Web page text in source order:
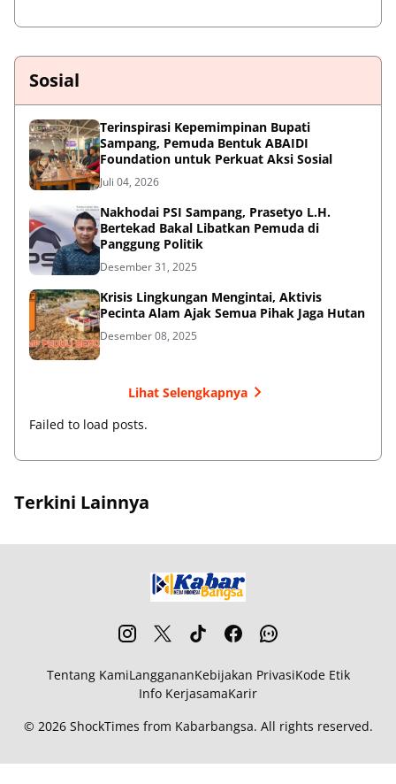
Sosial
Terinspirasi Kepemimpinan Bupati
Sampang, Pemuda Bentuk ABAIDI
Foundation untuk Perkuat Aksi Sosial
Juli 04, 2026
Nakhodai PSI Sampang, Prasetyo L.H.
Bertekad Bakal Libatkan Pemuda di
Panggung Politik
Desember 31, 2025
Krisis Lingkungan Mengintai, Aktivis
Pecinta Alam Ajak Semua Pihak Jaga Hutan
Desember 08, 2025
Lihat Selengkapnya
Failed to load posts.
Terkini Lainnya
Tentang KamiLanggananKebijakan PrivasiKode Etik
Info KerjasamaKarir
© 2026 ShockTimes from Kabarbangsa. All rights reserved.